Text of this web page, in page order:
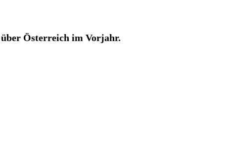
Österreich im Vorjahr.